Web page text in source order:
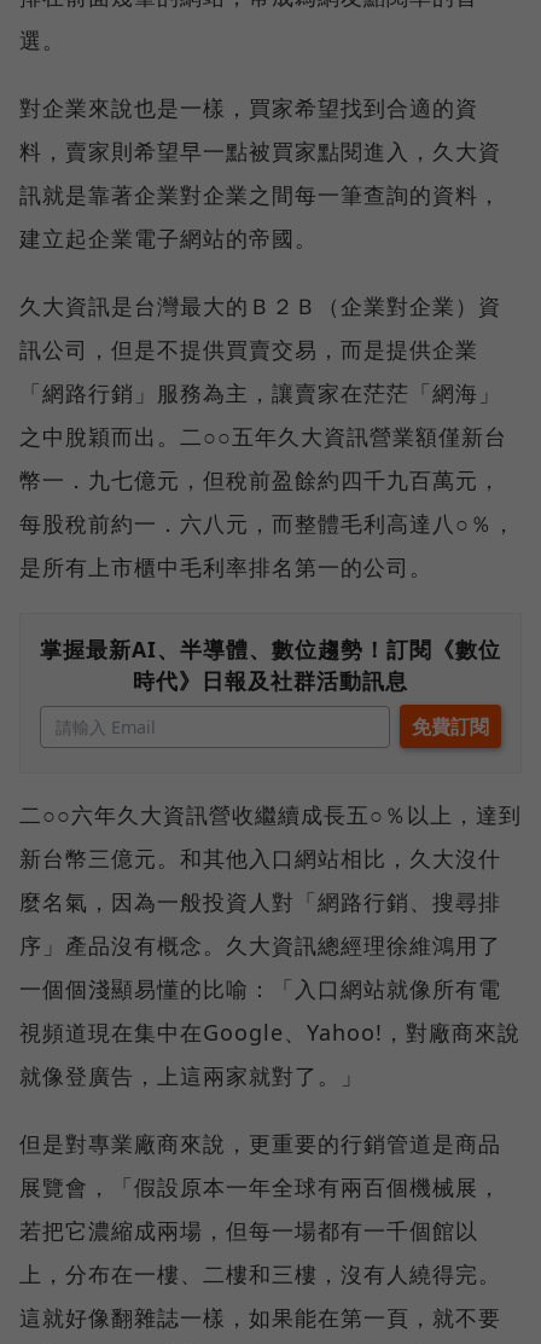
選。
對企業來說也是一樣，買家希望找到合適的資
料，賣家則希望早一點被買家點閱進入，久大資
訊就是靠著企業對企業之間每一筆查詢的資料，
建立起企業電子網站的帝國。
久大資訊是台灣最大的Ｂ２Ｂ（企業對企業）資
訊公司，但是不提供買賣交易，而是提供企業
「網路行銷」服務為主，讓賣家在茫茫「網海」
之中脫穎而出。二○○五年久大資訊營業額僅新台
幣一．九七億元，但稅前盈餘約四千九百萬元，
每股稅前約一．六八元，而整體毛利高達八○％，
是所有上市櫃中毛利率排名第一的公司。
掌握最新AI、半導體、數位趨勢！訂閱《數位
時代》日報及社群活動訊息
二○○六年久大資訊營收繼續成長五○％以上，達到
新台幣三億元。和其他入口網站相比，久大沒什
麼名氣，因為一般投資人對「網路行銷、搜尋排
序」產品沒有概念。久大資訊總經理徐維鴻用了
一個個淺顯易懂的比喻：「入口網站就像所有電
視頻道現在集中在Google、Yahoo!，對廠商來說
就像登廣告，上這兩家就對了。」
但是對專業廠商來說，更重要的行銷管道是商品
展覽會，「假設原本一年全球有兩百個機械展，
若把它濃縮成兩場，但每一場都有一千個館以
上，分布在一樓、二樓和三樓，沒有人繞得完。
這就好像翻雜誌一樣，如果能在第一頁，就不要